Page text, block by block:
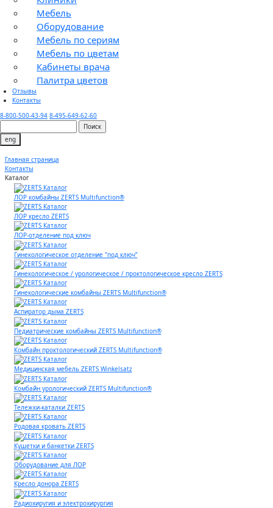
Мебель
Оборудование
Мебель по сериям
Мебель по цветам
Кабинеты врача
Палитра цветов
Отзывы
Контакты
8-800-500-43-94 8-495-649-62-60
eng
Главная страница
Контакты
Каталог
ЛОР комбайны ZERTS Multifunction®
ЛОР кресло ZERTS
ЛОР-отделение под ключ
Гинекологическое отделение "под ключ”
Гинекологическое / урологическое / проктологическое кресло ZERTS
Гинекологические комбайны ZERTS Multifunction®
Аспиратор дыма ZERTS
Педиатрические комбайны ZERTS Multifunction®
Комбайн проктологический ZERTS Multifunction®
Медицинская мебель ZERTS Winkelsatz
Комбайн урологический ZERTS Multifunction®
Тележки-каталки ZERTS
Родовая кровать ZERTS
Кушетки и банкетки ZERTS
Оборудование для ЛОР
Кресло донора ZERTS
Радиохиругия и электрохирургия